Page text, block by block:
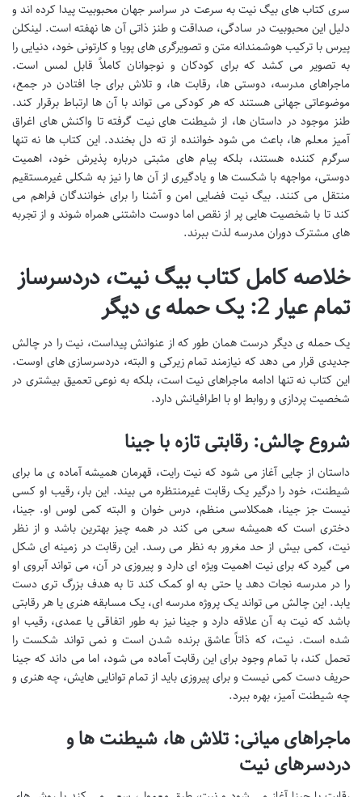
سری کتاب های بیگ نیت به سرعت در سراسر جهان محبوبیت پیدا کرده اند و
دلیل این محبوبیت در سادگی، صداقت و طنز ذاتی آن ها نهفته است. لینکلن
پیرس با ترکیب هوشمندانه متن و تصویرگری های پویا و کارتونی خود، دنیایی را
به تصویر می کشد که برای کودکان و نوجوانان کاملاً قابل لمس است.
ماجراهای مدرسه، دوستی ها، رقابت ها، و تلاش برای جا افتادن در جمع،
موضوعاتی جهانی هستند که هر کودکی می تواند با آن ها ارتباط برقرار کند.
طنز موجود در داستان ها، از شیطنت های نیت گرفته تا واکنش های اغراق
آمیز معلم ها، باعث می شود خواننده از ته دل بخندد. این کتاب ها نه تنها
سرگرم کننده هستند، بلکه پیام های مثبتی درباره پذیرش خود، اهمیت
دوستی، مواجهه با شکست ها و یادگیری از آن ها را نیز به شکلی غیرمستقیم
منتقل می کنند. بیگ نیت فضایی امن و آشنا را برای خوانندگان فراهم می
کند تا با شخصیت هایی پر از نقص اما دوست داشتنی همراه شوند و از تجربه
های مشترک دوران مدرسه لذت ببرند.
خلاصه کامل کتاب بیگ نیت، دردسرساز
تمام عیار 2: یک حمله ی دیگر
یک حمله ی دیگر درست همان طور که از عنوانش پیداست، نیت را در چالش
جدیدی قرار می دهد که نیازمند تمام زیرکی و البته، دردسرسازی های اوست.
این کتاب نه تنها ادامه ماجراهای نیت است، بلکه به نوعی تعمیق بیشتری در
شخصیت پردازی و روابط او با اطرافیانش دارد.
شروع چالش: رقابتی تازه با جینا
داستان از جایی آغاز می شود که نیت رایت، قهرمان همیشه آماده ی ما برای
شیطنت، خود را درگیر یک رقابت غیرمنتظره می بیند. این بار، رقیب او کسی
نیست جز جینا، همکلاسی منظم، درس خوان و البته کمی لوس او. جینا،
دختری است که همیشه سعی می کند در همه چیز بهترین باشد و از نظر
نیت، کمی بیش از حد مغرور به نظر می رسد. این رقابت در زمینه ای شکل
می گیرد که برای نیت اهمیت ویژه ای دارد و پیروزی در آن، می تواند آبروی او
را در مدرسه نجات دهد یا حتی به او کمک کند تا به هدف بزرگ تری دست
یابد. این چالش می تواند یک پروژه مدرسه ای، یک مسابقه هنری یا هر رقابتی
باشد که نیت به آن علاقه دارد و جینا نیز به طور اتفاقی یا عمدی، رقیب او
شده است. نیت، که ذاتاً عاشق برنده شدن است و نمی تواند شکست را
تحمل کند، با تمام وجود برای این رقابت آماده می شود، اما می داند که جینا
حریف دست کمی نیست و برای پیروزی باید از تمام توانایی هایش، چه هنری و
چه شیطنت آمیز، بهره ببرد.
ماجراهای میانی: تلاش ها، شیطنت ها و
دردسرهای نیت